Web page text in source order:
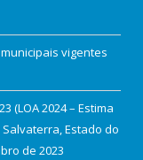
vigentes
(LOA 2024 – Estima
Estado do
de 2023